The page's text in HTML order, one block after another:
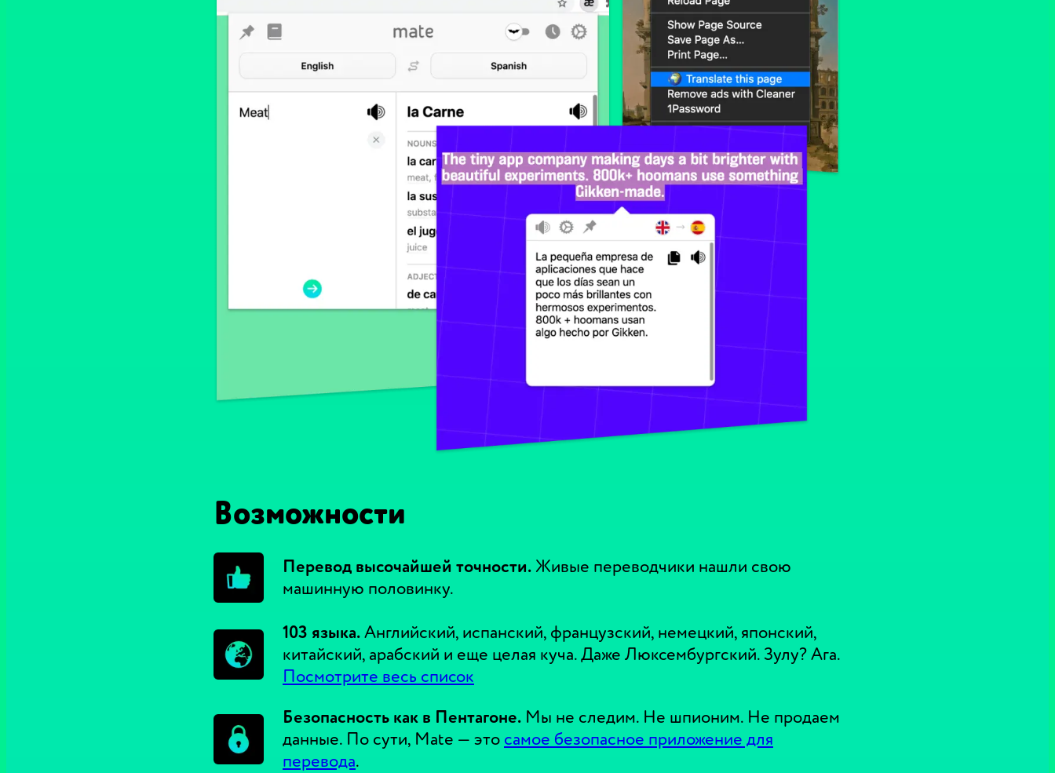
Возможности
Перевод высочайшей точности. Живые переводчики нашли свою
машинную половинку.
103 языка.Английский, испанский, французский, немецкий, японский,
китайский, арабский и еще целая куча. Даже Люксембургский. Зулу? Ага.
Посмотрите весь список
Безопасность как в Пентагоне. Мы не следим. Не шпионим. Не продаем
данные. По сути, Mate — это самое безопасное приложение для
перевода.